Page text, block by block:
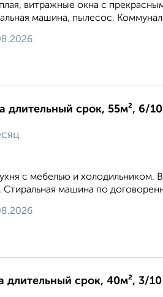
витражные окна с
машина, пылесос.
длительный срок, 55м², 6/
с мебелью и
Стиральная машина по
длительный срок, 40м², 3/